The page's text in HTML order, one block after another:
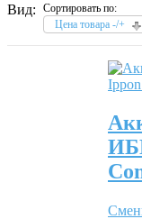
Вид:
Сортировать по:
Цена товара -/+